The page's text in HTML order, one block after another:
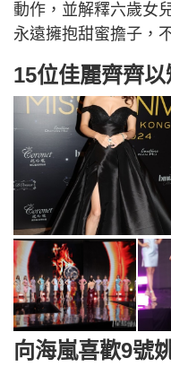
動作，並解釋六歲女
永遠擁抱甜蜜擔子，
15位佳麗齊齊以
向海嵐喜歡9號